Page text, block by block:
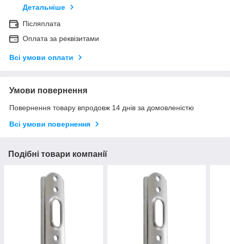
Детальніше
Післяплата
Оплата за реквізитами
Всі умови оплати
Умови повернення
Повернення товару впродовж 14 днів за домовленістю
Всі умови повернення
Подібні товари компанії